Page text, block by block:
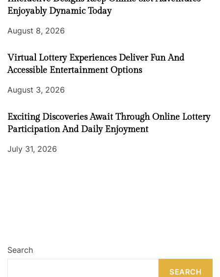
Enjoyably Dynamic Today
August 8, 2026
Virtual Lottery Experiences Deliver Fun And
Accessible Entertainment Options
August 3, 2026
Exciting Discoveries Await Through Online Lottery
Participation And Daily Enjoyment
July 31, 2026
Search
SEARCH